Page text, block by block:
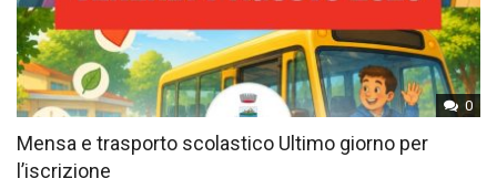
0
Mensa e trasporto scolastico Ultimo giorno per
l’iscrizione